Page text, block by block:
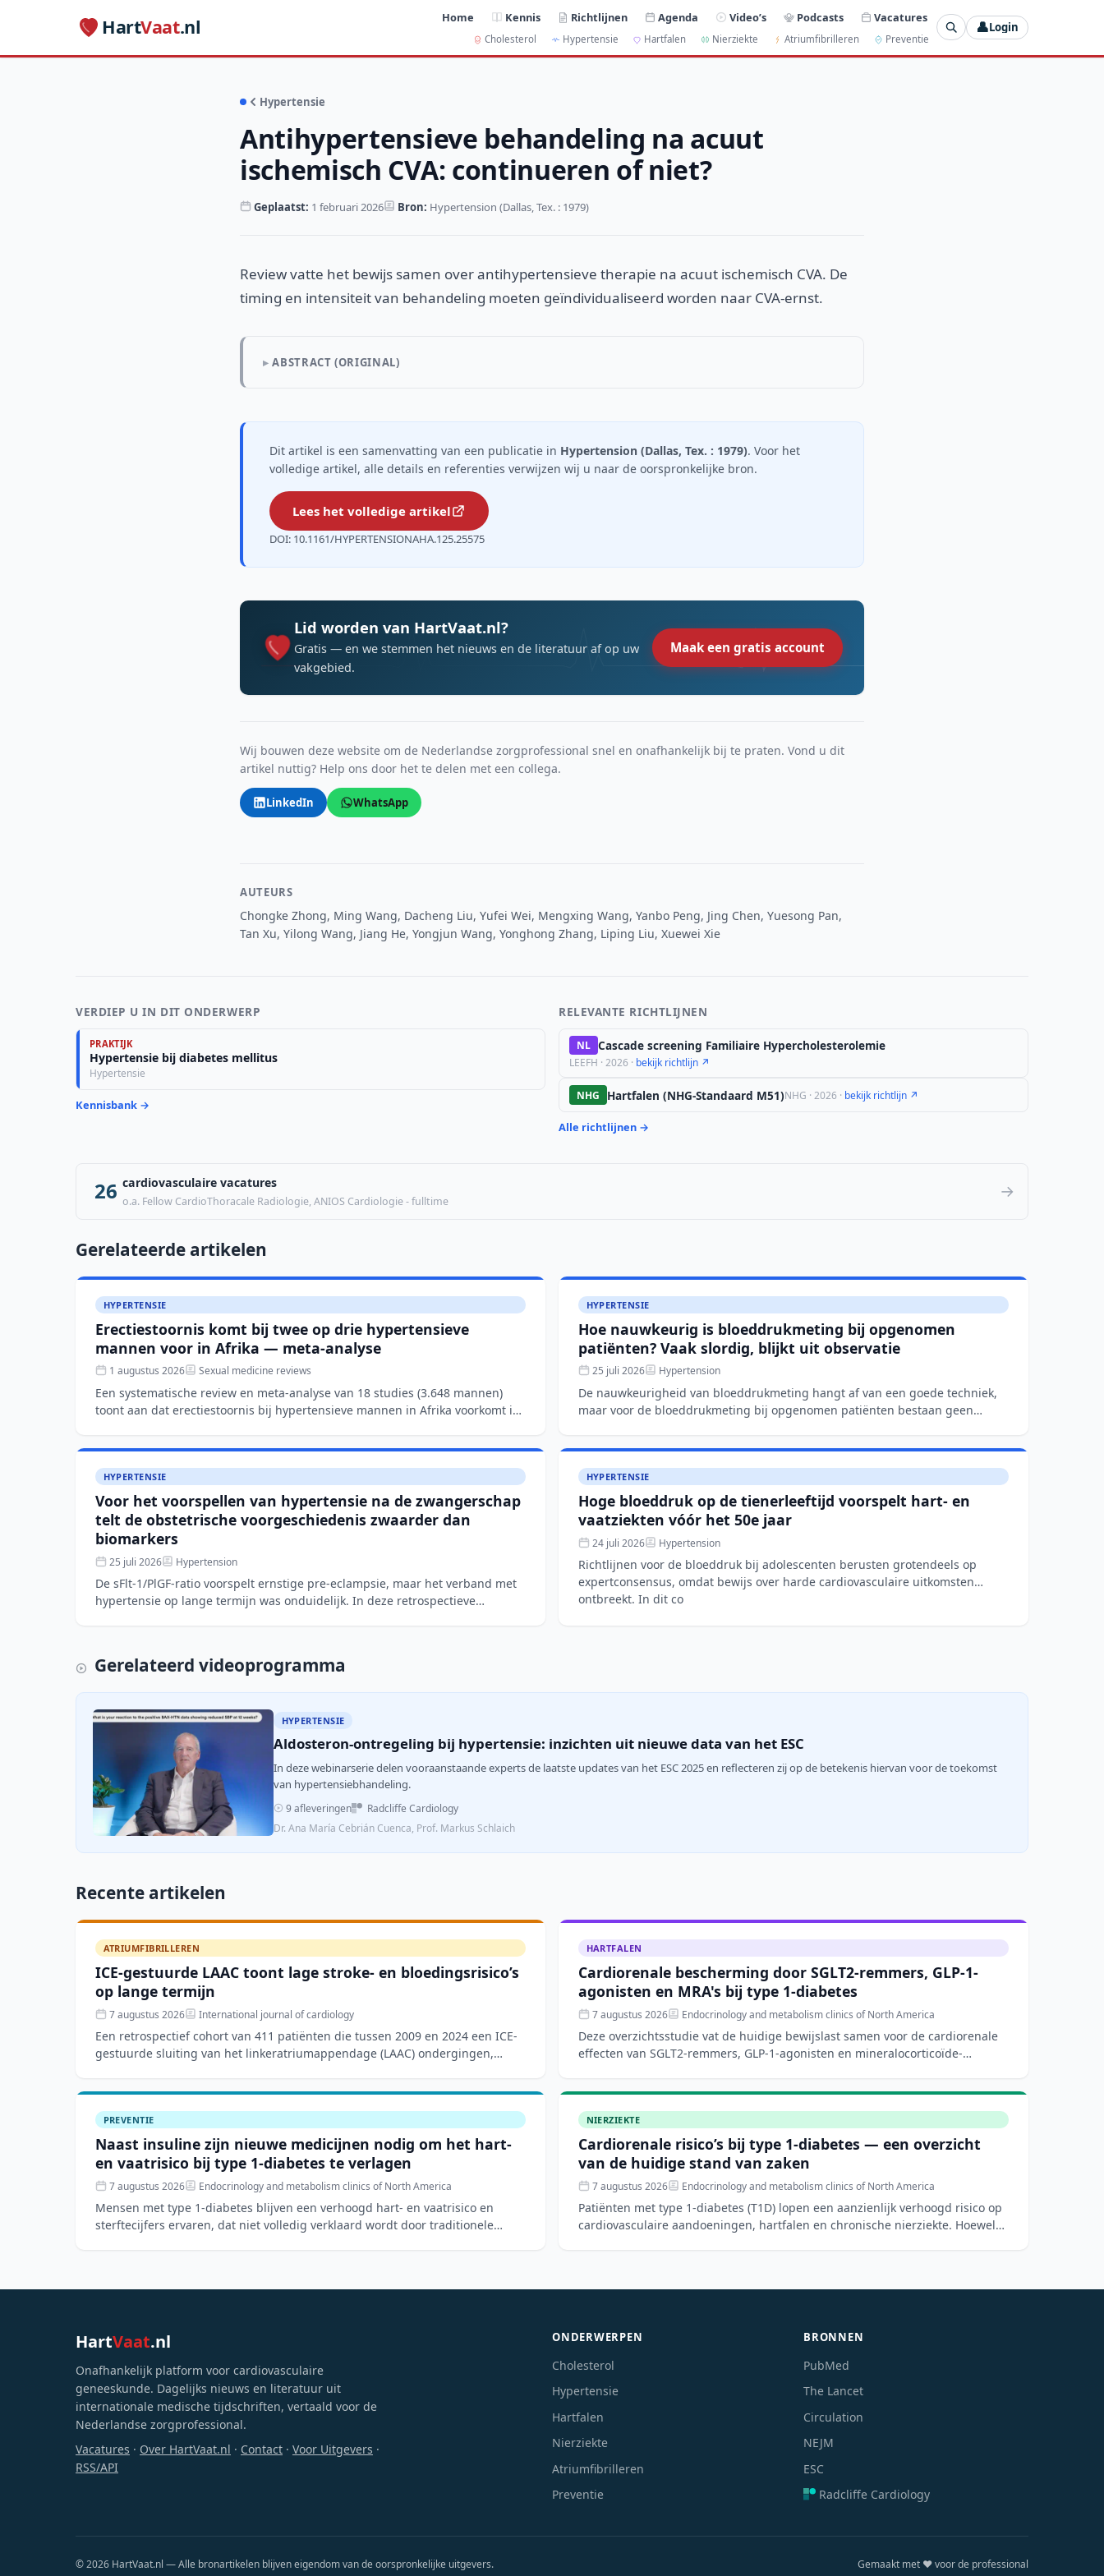
HartVaat.nl Home Kennis Richtlijnen Agenda Video’s Podcasts Vacatures
Cholesterol Hypertensie Hartfalen Nierziekte Atriumfibrilleren Preventie
👤Login
Hypertensie
Antihypertensieve behandeling na acuut
ischemisch CVA: continueren of niet?
Geplaatst: 1 februari 2026 Bron: Hypertension (Dallas, Tex. : 1979)
Review vatte het bewijs samen over antihypertensieve therapie na acuut ischemisch CVA. De
timing en intensiteit van behandeling moeten geïndividualiseerd worden naar CVA-ernst.
ABSTRACT (ORIGINAL)
Dit artikel is een samenvatting van een publicatie in Hypertension (Dallas, Tex. : 1979). Voor het
volledige artikel, alle details en referenties verwijzen wij u naar de oorspronkelijke bron.
Lees het volledige artikel
DOI: 10.1161/HYPERTENSIONAHA.125.25575
Lid worden van HartVaat.nl?
Gratis — en we stemmen het nieuws en de literatuur af op uw
vakgebied.
Maak een gratis account
Wij bouwen deze website om de Nederlandse zorgprofessional snel en onafhankelijk bij te praten. Vond u dit
artikel nuttig? Help ons door het te delen met een collega.
LinkedIn WhatsApp
AUTEURS
Chongke Zhong, Ming Wang, Dacheng Liu, Yufei Wei, Mengxing Wang, Yanbo Peng, Jing Chen, Yuesong Pan,
Tan Xu, Yilong Wang, Jiang He, Yongjun Wang, Yonghong Zhang, Liping Liu, Xuewei Xie
VERDIEP U IN DIT ONDERWERP
PRAKTIJK
Hypertensie bij diabetes mellitus
Hypertensie
Kennisbank →
RELEVANTE RICHTLIJNEN
NL Cascade screening Familiaire Hypercholesterolemie
LEEFH · 2026 · bekijk richtlijn ↗
NHG Hartfalen (NHG-Standaard M51)NHG · 2026 · bekijk richtlijn ↗
Alle richtlijnen →
26 cardiovasculaire vacatures
o.a. Fellow CardioThoracale Radiologie, ANIOS Cardiologie - fulltime →
Gerelateerde artikelen
HYPERTENSIE
Erectiestoornis komt bij twee op drie hypertensieve
mannen voor in Afrika — meta-analyse
1 augustus 2026 Sexual medicine reviews
Een systematische review en meta-analyse van 18 studies (3.648 mannen)
toont aan dat erectiestoornis bij hypertensieve mannen in Afrika voorkomt in
HYPERTENSIE
Hoe nauwkeurig is bloeddrukmeting bij opgenomen
patiënten? Vaak slordig, blijkt uit observatie
25 juli 2026 Hypertension
De nauwkeurigheid van bloeddrukmeting hangt af van een goede techniek,
maar voor de bloeddrukmeting bij opgenomen patiënten bestaan geen
HYPERTENSIE
Voor het voorspellen van hypertensie na de zwangerschap
telt de obstetrische voorgeschiedenis zwaarder dan
biomarkers
25 juli 2026 Hypertension
De sFlt-1/PlGF-ratio voorspelt ernstige pre-eclampsie, maar het verband met
hypertensie op lange termijn was onduidelijk. In deze retrospectieve
HYPERTENSIE
Hoge bloeddruk op de tienerleeftijd voorspelt hart- en
vaatziekten vóór het 50e jaar
24 juli 2026 Hypertension
Richtlijnen voor de bloeddruk bij adolescenten berusten grotendeels op
expertconsensus, omdat bewijs over harde cardiovasculaire uitkomsten
ontbreekt. In dit co
Gerelateerd videoprogramma
HYPERTENSIE
Aldosteron-ontregeling bij hypertensie: inzichten uit nieuwe data van het ESC
In deze webinarserie delen vooraanstaande experts de laatste updates van het ESC 2025 en reflecteren zij op de betekenis hiervan voor de toekomst
van hypertensiebhandeling.
9 afleveringen
Radcliffe Cardiology
Dr. Ana María Cebrián Cuenca, Prof. Markus Schlaich
Recente artikelen
ATRIUMFIBRILLEREN
ICE-gestuurde LAAC toont lage stroke- en bloedingsrisico’s
op lange termijn
7 augustus 2026 International journal of cardiology
Een retrospectief cohort van 411 patiënten die tussen 2009 en 2024 een ICE-
gestuurde sluiting van het linkeratriumappendage (LAAC) ondergingen,
HARTFALEN
Cardiorenale bescherming door SGLT2-remmers, GLP-1-
agonisten en MRA's bij type 1-diabetes
7 augustus 2026 Endocrinology and metabolism clinics of North America
Deze overzichtsstudie vat de huidige bewijslast samen voor de cardiorenale
effecten van SGLT2-remmers, GLP-1-agonisten en mineralocorticoïde-
PREVENTIE
Naast insuline zijn nieuwe medicijnen nodig om het hart-
en vaatrisico bij type 1-diabetes te verlagen
7 augustus 2026 Endocrinology and metabolism clinics of North America
Mensen met type 1-diabetes blijven een verhoogd hart- en vaatrisico en
sterftecijfers ervaren, dat niet volledig verklaard wordt door traditionele
NIERZIEKTE
Cardiorenale risico’s bij type 1-diabetes — een overzicht
van de huidige stand van zaken
7 augustus 2026 Endocrinology and metabolism clinics of North America
Patiënten met type 1-diabetes (T1D) lopen een aanzienlijk verhoogd risico op
cardiovasculaire aandoeningen, hartfalen en chronische nierziekte. Hoewel
HartVaat.nl
Onafhankelijk platform voor cardiovasculaire
geneeskunde. Dagelijks nieuws en literatuur uit
internationale medische tijdschriften, vertaald voor de
Nederlandse zorgprofessional.
Vacatures · Over HartVaat.nl · Contact · Voor Uitgevers ·
RSS/API
ONDERWERPEN
Cholesterol
Hypertensie
Hartfalen
Nierziekte
Atriumfibrilleren
Preventie
BRONNEN
PubMed
The Lancet
Circulation
NEJM
ESC
Radcliffe Cardiology
© 2026 HartVaat.nl — Alle bronartikelen blijven eigendom van de oorspronkelijke uitgevers. Gemaakt met ❤️ voor de professional